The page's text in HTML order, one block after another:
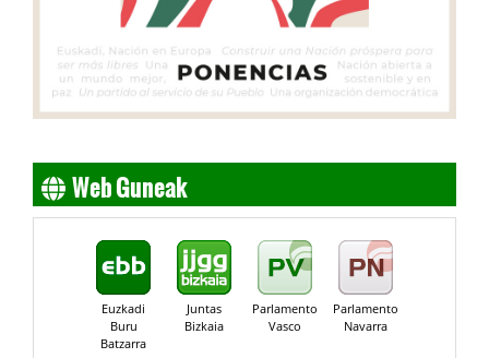
Web Guneak
Euzkadi
Buru
Batzarra
Juntas
Bizkaia
Parlamento
Vasco
Parlamento
Navarra